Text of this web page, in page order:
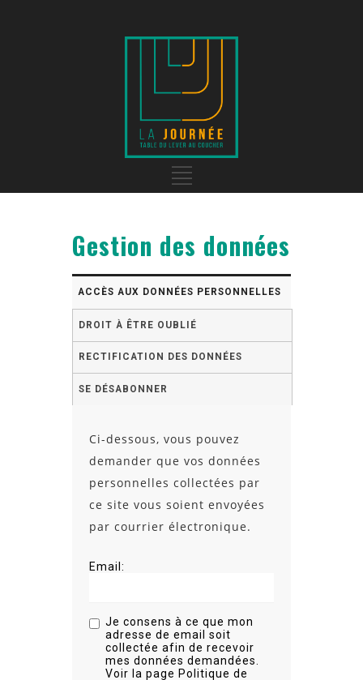
Gestion des données
ACCÈS AUX DONNÉES PERSONNELLES
DROIT À ÊTRE OUBLIÉ
RECTIFICATION DES DONNÉES
SE DÉSABONNER
Ci-dessous, vous pouvez
demander que vos données
personnelles collectées par
ce site vous soient envoyées
par courrier électronique.
Email:
Je consens à ce que mon
adresse de email soit
collectée afin de recevoir
mes données demandées.
Voir la page Politique de